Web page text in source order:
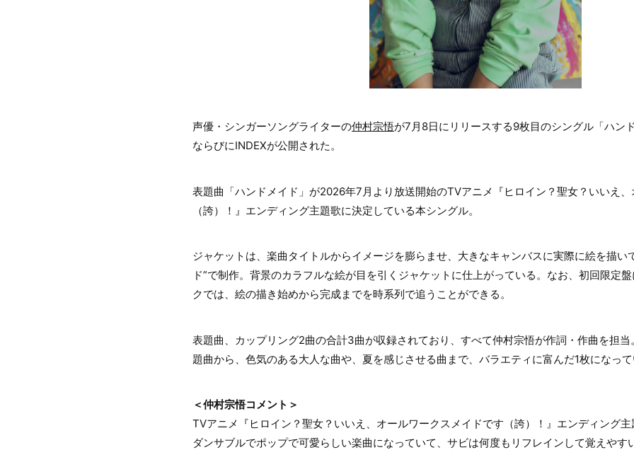
声優・シンガーソングライターの仲村宗悟が7月8日にリリースする9枚目のシングル「ハン
ならびにINDEXが公開された。
表題曲「ハンドメイド」が2026年7月より放送開始のTVアニメ『ヒロイン？聖女？いいえ
（誇）！』エンディング主題歌に決定している本シングル。
ジャケットは、楽曲タイトルからイメージを膨らませ、大きなキャンバスに実際に絵を描い
ド”で制作。背景のカラフルな絵が目を引くジャケットに仕上がっている。なお、初回限定
クでは、絵の描き始めから完成までを時系列で追うことができる。
表題曲、カップリング2曲の合計3曲が収録されており、すべて仲村宗悟が作詞・作曲を担
題曲から、色気のある大人な曲や、夏を感じさせる曲まで、バラエティに富んだ1枚になっ
＜仲村宗悟コメント＞
TVアニメ『ヒロイン？聖女？いいえ、オールワークスメイドです（誇）！』エンディング
ダンサブルでポップで可愛らしい楽曲になっていて、サビは何度もリフレインして覚えやす